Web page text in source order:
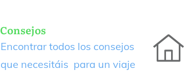
Consejos
Encontrar todos los consejos
que necesitáis para un viaje